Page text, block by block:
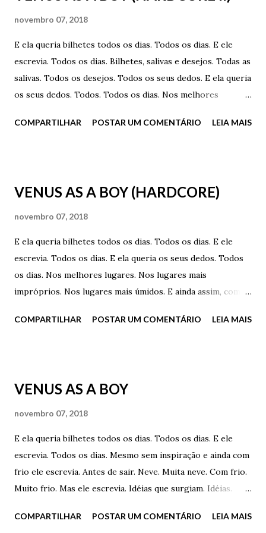
novembro 07, 2018
E ela queria bilhetes todos os dias. Todos os dias. E ele
escrevia. Todos os dias. Bilhetes, salivas e desejos. Todas as
salivas. Todos os desejos. Todos os seus dedos. E ela queria
os seus dedos. Todos. Todos os dias. Nos melhores
impróprios. Nos lugares mais úmidos. Dentro dela, simples
frio e tudo, ele pensava em escrever. E ela em foder. Mas
não. Ele queria tocar. Queria sentir. Seios. Dedos. Sentidos.
neve. Dedos úmidos. Neve. Muita neve. Frio. Muito frio. Mas
com muito calor. Muito calor. E vontade. E desejo. Mas ele
escrevia. Idéias que surgiam. Idéias. Cheiros e vontades.
Cheiros dela. Cheiros dele. Bil...
COMPARTILHAR POSTAR UM COMENTÁRIO LEIA MAIS
VENUS AS A BOY (HARDCORE)
novembro 07, 2018
E ela queria bilhetes todos os dias. Todos os dias. E ele
escrevia. Todos os dias. E ela queria os seus dedos. Todos
os dias. Nos melhores lugares. Nos lugares mais
impróprios. Nos lugares mais úmidos. E ainda assim, com
fôlego. Antes de sair. Neve. Muita neve. Com frio. Muito
dias. Gozo todos os dias. Todos os dias. E ele pousava os
bilhetes na mesa da cozinha. Diariamente. Para quando ela
dias. Todos os dias. E ela queria bilhetes todos os dias.
Todos os dias. E ele escrevia. Ele? Apenas queria ela. Nua e
linda. E seu perfume. Todos os dias. Sob um lençol qualquer
e com a neve lá fora. Nua e linda. Com...
COMPARTILHAR POSTAR UM COMENTÁRIO LEIA MAIS
VENUS AS A BOY
novembro 07, 2018
E ela queria bilhetes todos os dias. Todos os dias. E ele
escrevia. Todos os dias. Mesmo sem inspiração e ainda com
frio ele escrevia. Antes de sair. Neve. Muita neve. Com frio.
Muito frio. Mas ele escrevia. Idéias que surgiam. Idéias.
cozinha. Diariamente. Para quando ela acordar preparar o
COMPARTILHAR POSTAR UM COMENTÁRIO LEIA MAIS